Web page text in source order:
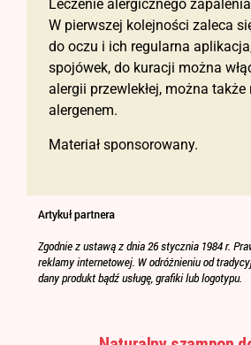
Leczenie alergicznego
W pierwszej kolejności zaleca
do oczu i ich regularna
spojówek, do kuracji można
alergii przewlekłej, można
alergenem.
Materiał sponsorowany.